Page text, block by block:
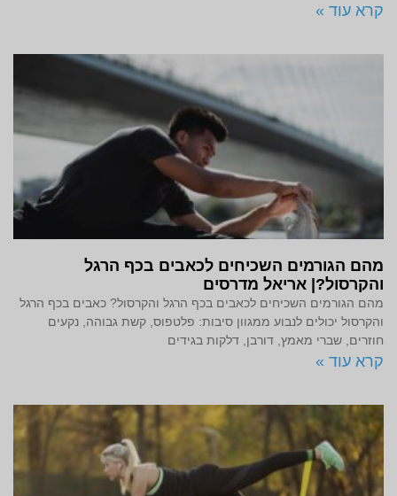
קרא עוד »
מהם הגורמים השכיחים לכאבים בכף הרגל
והקרסול?| אריאל מדרסים
מהם הגורמים השכיחים לכאבים בכף הרגל והקרסול? כאבים בכף הרגל
והקרסול יכולים לנבוע ממגוון סיבות: פלטפוס, קשת גבוהה, נקעים
חוזרים, שברי מאמץ, דורבן, דלקות בגידים
קרא עוד »